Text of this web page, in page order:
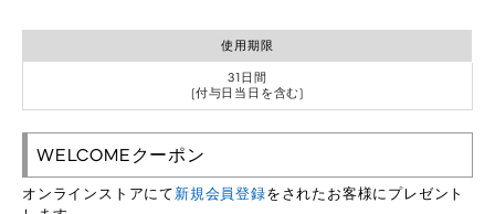
使用期限
31日間
(付与日当日を含む)
WELCOMEクーポン
オンラインストアにて 新規会員登録をされたお客様にプレゼント